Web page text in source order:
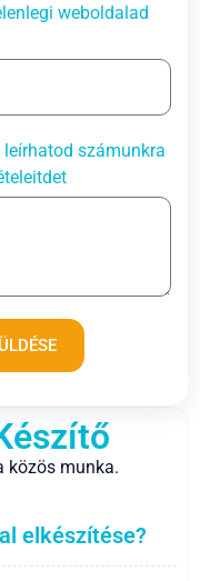
közös munka.
elkészítése?
weboldalad
számunkra